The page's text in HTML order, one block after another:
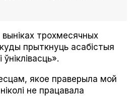
выніках трохмесячных
прыткнуць асабістыя
якое праверыла мой
не працавала